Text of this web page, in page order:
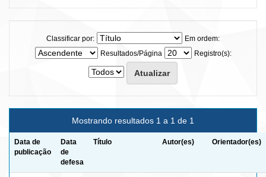
Classificar por:
Em ordem:
Resultados/Página
Registro(s):
Mostrando resultados 1 a 1 de 1
Data de
publicação
Data
de
defesa
Título Autor(es) Orientador(es)